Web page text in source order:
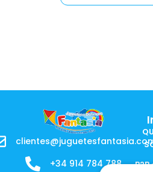
+34 914 784 788
B2B